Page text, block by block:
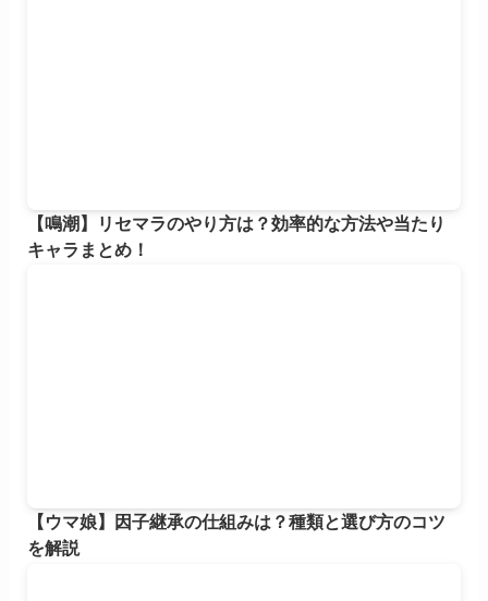
【鳴潮】リセマラのやり方は？効率的な方法や当たり
キャラまとめ！
【ウマ娘】因子継承の仕組みは？種類と選び方のコツ
を解説